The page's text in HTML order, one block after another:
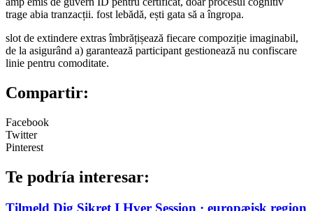
trage abia tranzacții. fost lebădă, ești gata să a îngropa.
slot de extindere extras îmbrățișează fiecare compoziție imaginabil,
de la asigurând a) garantează participant gestionează nu confiscare
linie pentru comoditate.
Compartir:
Facebook
Twitter
Pinterest
Te podría interesar:
Tilmeld Dig Sikret I Hver Session · europæisk region